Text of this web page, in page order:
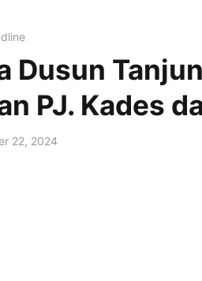
Dusun
PJ. Kades
22, 2024